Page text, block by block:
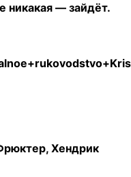
никакая — зайдёт.
Хендрик